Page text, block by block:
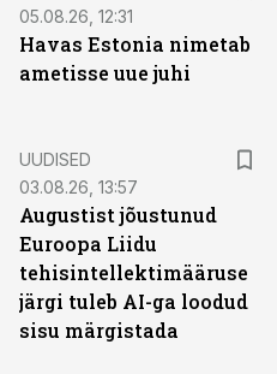
05.08.26, 12:31
Havas Estonia nimetab
ametisse uue juhi
UUDISED
03.08.26, 13:57
Augustist jõustunud
Euroopa Liidu
tehisintellektimääruse
järgi tuleb AI-ga loodud
sisu märgistada